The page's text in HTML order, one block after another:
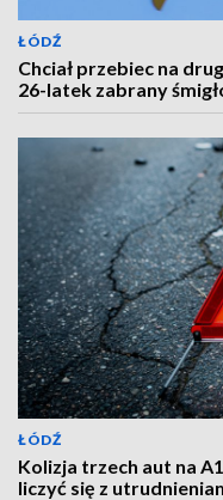
ŁÓDŹ
Chciał przebiec na
26-latek zabrany
ŁÓDŹ
Kolizja trzech aut na
liczyć się z